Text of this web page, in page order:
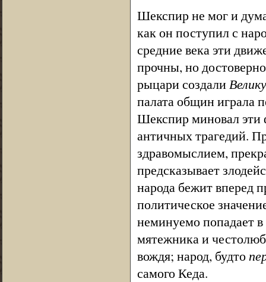
Шекспир не мог и
как он поступил с
средние века эти
прочны, но
рыцари создали
палата общин играла
Шекспир миновал эти
античных трагедий.
здравомыслием,
предсказывает
народа бежит вперед
политическое
неминуемо попадает
мятежника и
вождя; народ, будто
самого Кеда.